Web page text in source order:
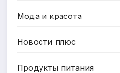
Мода и красота
Новости плюс
Продукты питания